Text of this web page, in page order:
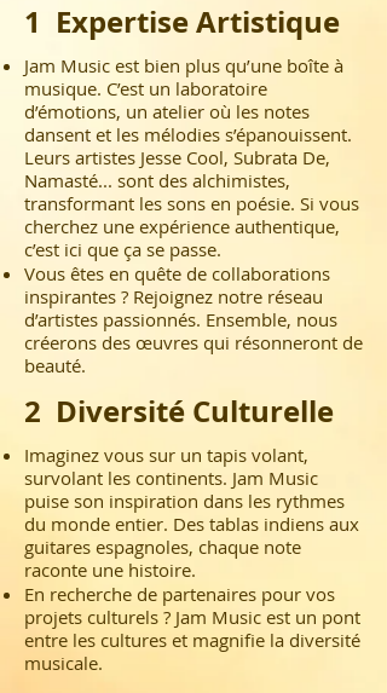
1 Expertise Artistique
Jam Music est bien plus qu’une boîte à
musique. C’est un laboratoire
d’émotions, un atelier où les notes
dansent et les mélodies s’épanouissent.
Leurs artistes Jesse Cool, Subrata De,
Namasté... sont des alchimistes,
transformant les sons en poésie. Si vous
cherchez une expérience authentique,
c’est ici que ça se passe.
Vous êtes en quête de collaborations
inspirantes ? Rejoignez notre réseau
d’artistes passionnés. Ensemble, nous
créerons des œuvres qui résonneront de
beauté.
2 Diversité Culturelle
Imaginez vous sur un tapis volant,
survolant les continents. Jam Music
puise son inspiration dans les rythmes
du monde entier. Des tablas indiens aux
guitares espagnoles, chaque note
raconte une histoire.
En recherche de partenaires pour vos
projets culturels ? Jam Music est un pont
entre les cultures et magnifie la diversité
musicale.